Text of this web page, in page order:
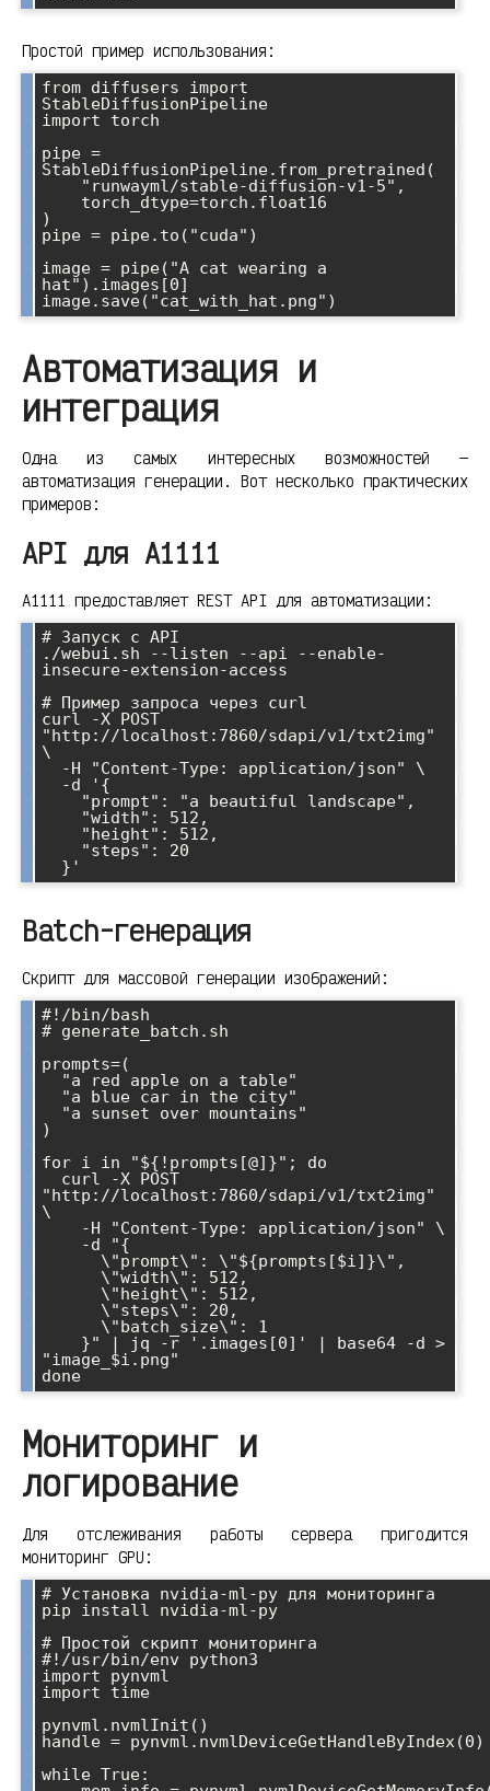
Простой пример использования:
from diffusers import
StableDiffusionPipeline
import torch
pipe =
StableDiffusionPipeline.from_pretrained(
)
pipe = pipe.to("cuda")
image = pipe("A cat wearing a
hat").images[0]
Автоматизация и
интеграция
Одна из самых интересных возможностей —
автоматизация генерации. Вот несколько практических
примеров:
API для A1111
A1111 предоставляет REST API для автоматизации:
# Запуск с API
./webui.sh --listen --api --enable-
insecure-extension-access
# Пример запроса через curl
curl -X POST
"http://localhost:7860/sdapi/v1/txt2img"
\
Batch-генерация
Скрипт для массовой генерации изображений:
#!/bin/bash
# generate_batch.sh
prompts=(
)
for i in "${!prompts[@]}"; do
"http://localhost:7860/sdapi/v1/txt2img"
\
"image_$i.png"
Мониторинг и
логирование
Для отслеживания работы сервера пригодится
мониторинг GPU:
# Установка nvidia-ml-py для мониторинга
pip install nvidia-ml-py
# Простой скрипт мониторинга
#!/usr/bin/env python3
import pynvml
import time
pynvml.nvmlInit()
handle = pynvml.nvmlDeviceGetHandleByIndex(0)
while True: